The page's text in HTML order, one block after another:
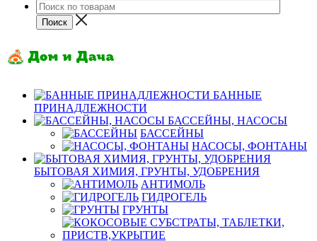
БАННЫЕ
ПРИНАДЛЕЖНОСТИ
БАССЕЙНЫ, НАСОСЫ
БАССЕЙНЫ
НАСОСЫ, ФОНТАНЫ
БЫТОВАЯ ХИМИЯ, ГРУНТЫ, УДОБРЕНИЯ
АНТИМОЛЬ
ГИДРОГЕЛЬ
ГРУНТЫ